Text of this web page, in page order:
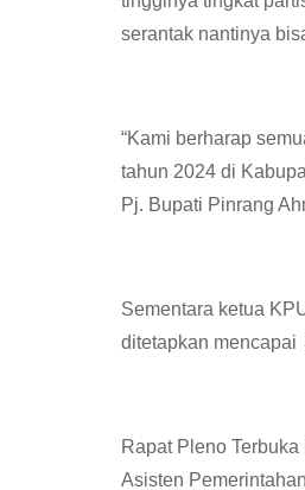
serantak nantinya
“Kami berharap
tahun 2024 di
Pj. Bupati Pinrang
Sementara ketua
ditetapkan
Rapat Pleno
Asisten